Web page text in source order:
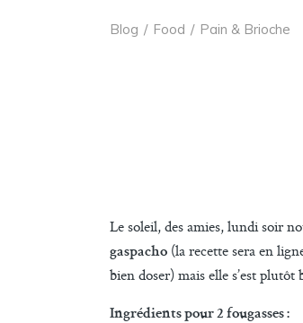
Blog / Food / Pain & Brioche
Le soleil, des amies, lundi soir
gaspacho (la recette sera en
bien doser) mais elle s’est
Ingrédients pour 2 fougasses :